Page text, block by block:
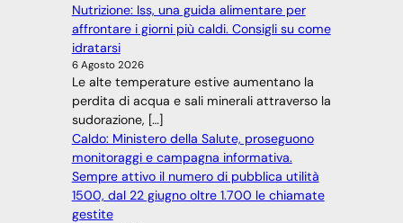
Nutrizione: Iss, una guida alimentare per
affrontare i giorni più caldi. Consigli su come
idratarsi
6 Agosto 2026
Le alte temperature estive aumentano la
perdita di acqua e sali minerali attraverso la
sudorazione, […]
Caldo: Ministero della Salute, proseguono
monitoraggi e campagna informativa.
Sempre attivo il numero di pubblica utilità
1500, dal 22 giugno oltre 1.700 le chiamate
gestite